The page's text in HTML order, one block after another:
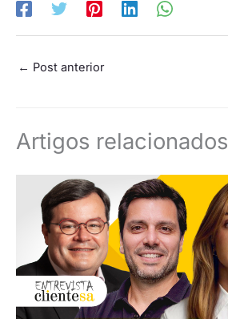
← Post anterior
Artigos relacionados